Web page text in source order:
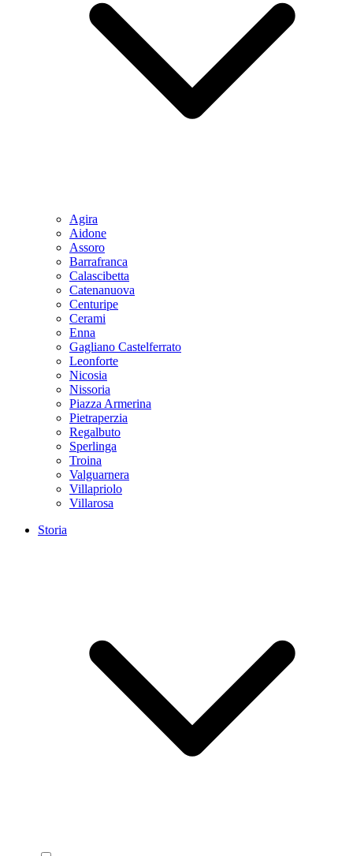
Agira
Aidone
Assoro
Barrafranca
Calascibetta
Catenanuova
Centuripe
Cerami
Enna
Gagliano Castelferrato
Leonforte
Nicosia
Nissoria
Piazza Armerina
Pietraperzia
Regalbuto
Sperlinga
Troina
Valguarnera
Villapriolo
Villarosa
Storia